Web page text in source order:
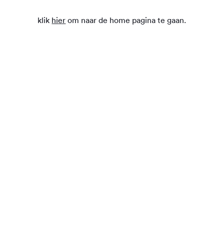
klik hier om naar de home pagina te gaan.